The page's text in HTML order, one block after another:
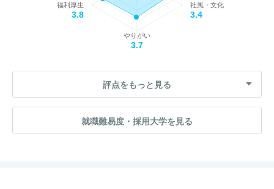
社風・文化
3.4
やりがい
3.7
福利厚生
3.8
評点をもっと見る
就職難易度・採用大学を見る